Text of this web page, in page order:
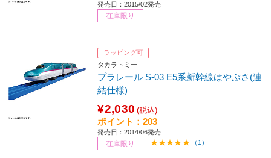
発売日：2015/02発売
在庫限り
ラッピング可
タカラトミー
プラレール S-03 E5系新幹線はやぶさ(連
結仕様)
¥2,030 (税込)
ポイント：203
発売日：2014/06発売
在庫限り （1）